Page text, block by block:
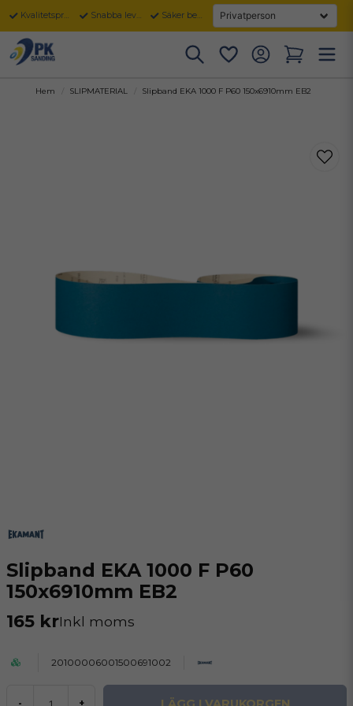
Kvalitetsprodukter Snabba leveranser Säker betalning
Hem SLIPMATERIAL Slipband EKA 1000 F P60 150x6910mm EB2
Slipband EKA 1000 F P60
150x6910mm EB2
165 krInkl moms
20100006001500691002
- +